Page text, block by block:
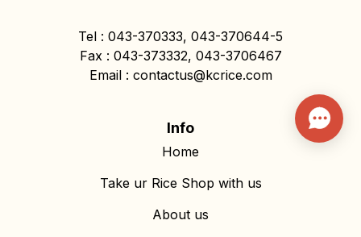
Tel : 043-370333, 043-370644-5
Fax : 043-373332, 043-3706467
Email : contactus@kcrice.com
Info
Home
Take ur Rice Shop with us
About us